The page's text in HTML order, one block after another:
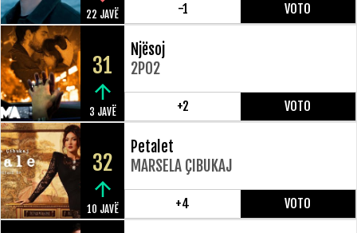
22 JAVË -1 VOTO
31
3 JAVË
Njësoj
2PO2
+2 VOTO
32
10 JAVË
Petalet
MARSELA ÇIBUKAJ
+4 VOTO